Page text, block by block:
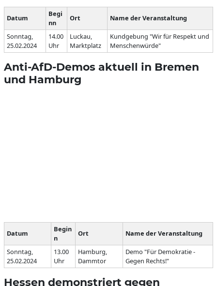
Sonntag,
25.02.2024
14.00
Uhr
Luckau,
Marktplatz
Kundgebung "Wir für Respekt und
Menschenwürde"
Datum
Begi
nn
Ort Name der Veranstaltung
Anti-AfD-Demos aktuell in Bremen
und Hamburg
Datum
Begin
n
Ort Name der Veranstaltung
Sonntag,
25.02.2024
13.00
Uhr
Hamburg,
Dammtor
Demo "Für Demokratie -
Gegen Rechts!"
Hessen demonstriert gegen